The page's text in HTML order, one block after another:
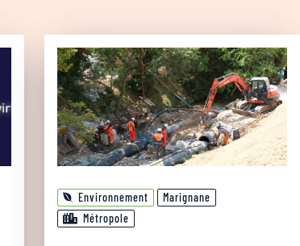
Environnement
Marignane
Métropole